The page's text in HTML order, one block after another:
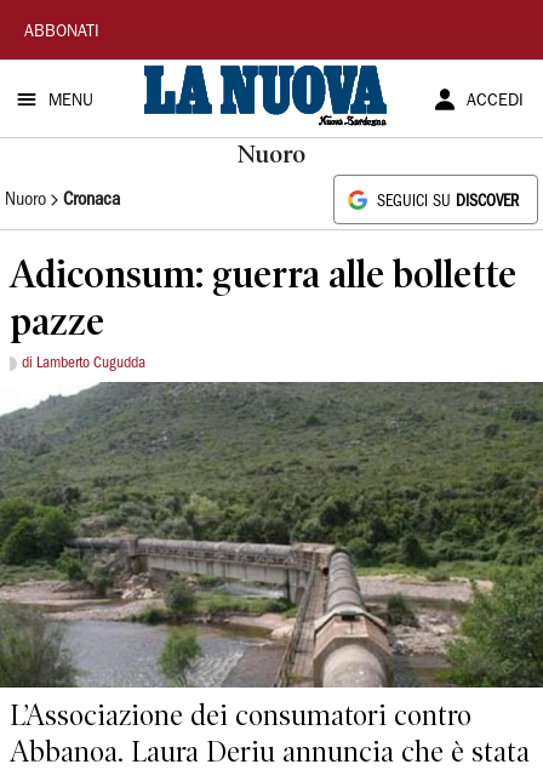
La
Nuova
Sardegna
ABBONATI
MENU ACCEDI
Nuoro
Nuoro Cronaca SEGUICI SU DISCOVER
Adiconsum: guerra alle bollette
pazze
di Lamberto Cugudda
L’Associazione dei consumatori contro
Abbanoa. Laura Deriu annuncia che è stata